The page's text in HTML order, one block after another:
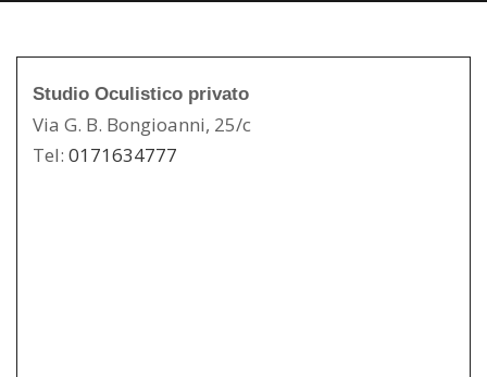
Studio Oculistico privato
Via G. B. Bongioanni, 25/c
Tel: 0171634777